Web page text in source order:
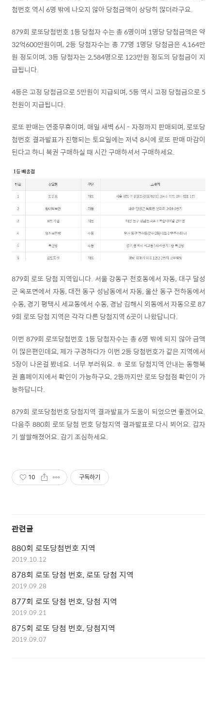
첨번호 역시 6명 밖에 나오지 않아 당첨금액이 상당히 많더라구요.
879회 로또당첨번호 1등 당첨자 수는 총 6명이며 1명당 당첨금액은 약
32억600만원이며, 2등 당첨자수는 총 77명 1명당 당첨금은 4,164만
원 정도이며, 3등 당첨자는 2,584명으로 123만원 정도의 당첨금이 지
급됩니다.
4등은 고정 당첨금으로 5만원이 지급되며, 5등 역시 고정 당첨금으로 5
천원이 지급됩니다.
로또 판매는 연중무휴이며, 매일 새벽 6시 - 자정까지 판매되며, 로또당
첨번호 결과발표가 진행되는 토요일에는 저녁 8시에 로또 판매 마감이
된다고 하니 복권 구매하실 때 시간 구매하셔서 구매하세요.
879회 로또 당첨 지역입니다. 서울 강동구 천호동에서 자동, 대구 달성
군 옥포면에서 자동, 대전 동구 성남동에서 자동, 울산 동구 전하동에서
수동, 경기 평택시 세교동에서 수동, 경남 김해시 외동에서 자동으로 87
9회 로또 당첨 지역은 각각 다른 당첨지역 6곳이 나왔답니다.
이번 879회 로또당첨번호 1등 당첨자수는 총 6명 밖에 되지 않아 금액
이 많은편인데요, 제가 구경하다가 이번 2등 당첨번호가 같은 지역에서
5장이 나온걸 봤네요. 너무 부러워요. ㅎ 로또 당첨지역 안내는 동행복
권 홈페이지에서 확인이 가능하구요, 2등까지만 로또 당첨점 확인이 가
능하답니다.
879회 로또당첨번호 당첨지역 결과발표가 도움이 되었으면 좋겠어요.
다음주 880회 로또 당첨 번호 당첨지역 결과발표로 다시 뵈어요. 갑자
기 쌀쌀해졌어요. 감기 조심하세요.
10 구독하기
관련글
880회 로또당첨번호 지역
2019.10.12
878회 로또 당첨 번호, 로또 당첨 지역
2019.09.28
877회 로또 당첨 번호, 당첨 지역
2019.09.21
875회 로또 당첨 번호, 당첨지역
2019.09.07